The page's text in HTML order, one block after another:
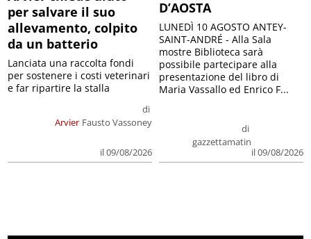
per salvare il suo
allevamento, colpito
da un batterio
Arvier
di
Fausto Vassoney
il 09/08/2026
Lanciata una raccolta fondi
per sostenere i costi veterinari
e far ripartire la stalla
D’AOSTA
di
gazzettamatin
il 09/08/2026
LUNEDÌ 10 AGOSTO ANTEY-
SAINT-ANDRÉ - Alla Sala
mostre Biblioteca sarà
possibile partecipare alla
presentazione del libro di
Maria Vassallo ed Enrico F...